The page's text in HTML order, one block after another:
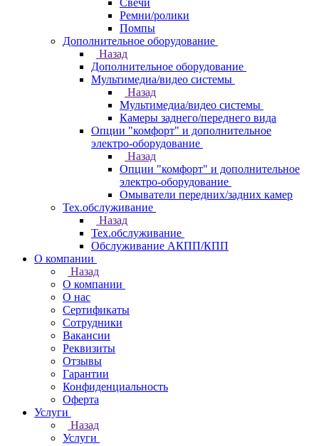
Свечи
Ремни/ролики
Помпы
Дополнительное оборудование
Назад
Дополнительное оборудование
Мультимедиа/видео системы
Назад
Мультимедиа/видео системы
Камеры заднего/переднего вида
Опции "комфорт" и дополнительное
электро-оборудование
Назад
Опции "комфорт" и дополнительное
электро-оборудование
Омыватели передних/задних камер
Тех.обслуживание
Назад
Тех.обслуживание
Обслуживание АКПП/КПП
О компании
Назад
О компании
О нас
Сертификаты
Сотрудники
Вакансии
Реквизиты
Отзывы
Гарантии
Конфиденциальность
Оферта
Услуги
Назад
Услуги